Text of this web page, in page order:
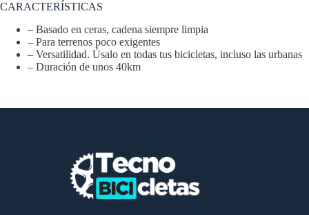
CARACTERÍSTICAS
– Basado en ceras, cadena siempre limpia
– Para terrenos poco exigentes
– Versatilidad. Úsalo en todas tus bicicletas, incluso las urbanas
– Duración de unos 40km